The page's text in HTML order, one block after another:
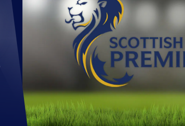
0 - 3